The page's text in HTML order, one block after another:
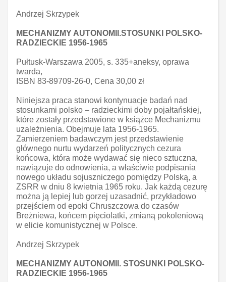
Andrzej Skrzypek
MECHANIZMY AUTONOMII.STOSUNKI POLSKO-
RADZIECKIE 1956-1965
Pułtusk-Warszawa 2005, s. 335+aneksy, oprawa
twarda,
ISBN 83-89709-26-0, Cena 30,00 zł
Niniejsza praca stanowi kontynuacje badań nad
stosunkami polsko – radzieckimi doby pojałtańskiej,
które zostały przedstawione w książce Mechanizmu
uzależnienia. Obejmuje lata 1956-1965.
Zamierzeniem badawczym jest przedstawienie
głównego nurtu wydarzeń politycznych cezura
końcowa, która może wydawać się nieco sztuczna,
nawiązuje do odnowienia, a właściwie podpisania
nowego układu sojuszniczego pomiędzy Polską, a
ZSRR w dniu 8 kwietnia 1965 roku. Jak każdą cezurę
można ją lepiej lub gorzej uzasadnić, przykładowo
przejściem od epoki Chruszczowa do czasów
Breżniewa, końcem pięciolatki, zmianą pokoleniową
w elicie komunistycznej w Polsce.
Andrzej Skrzypek
MECHANIZMY AUTONOMII. STOSUNKI POLSKO-
RADZIECKIE 1956-1965